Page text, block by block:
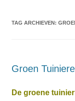
TAG ARCHIEVEN:
Groen
De groene